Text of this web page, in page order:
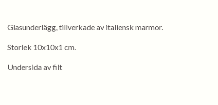
Glasunderlägg, tillverkade av italiensk marmor.
Storlek 10x10x1 cm.
Undersida av filt